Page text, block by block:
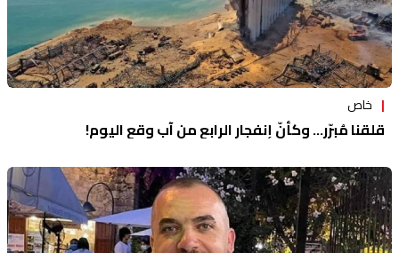
خاص
قلقنا مُبرّر... وكأنّ إنفجار الرابع من آب وقع اليوم!